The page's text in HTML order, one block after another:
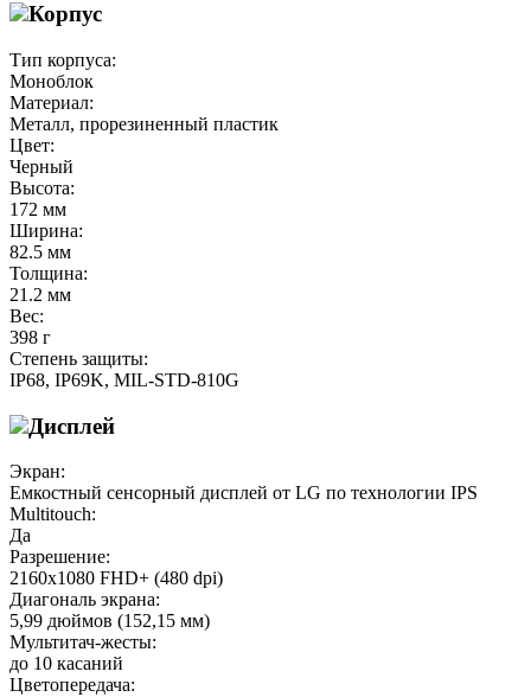
Корпус
Тип корпуса:
Моноблок
Материал:
Металл, прорезиненный пластик
Цвет:
Черный
Высота:
172 мм
Ширина:
82.5 мм
Толщина:
21.2 мм
Вес:
398 г
Степень защиты:
IP68, IP69K, MIL-STD-810G
Дисплей
Экран:
Емкостный сенсорный дисплей от LG по технологии IPS
Multitouch:
Да
Разрешение:
2160х1080 FHD+ (480 dpi)
Диагональ экрана:
5,99 дюймов (152,15 мм)
Мультитач-жесты:
до 10 касаний
Цветопередача: